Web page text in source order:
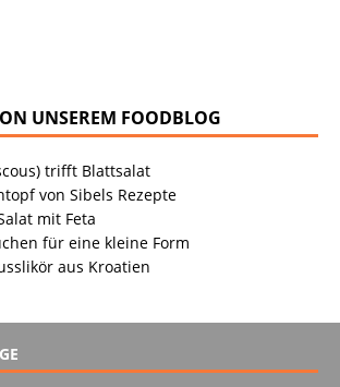
UNSEREM FOODBLOG
trifft Blattsalat
von Sibels Rezepte
mit Feta
für eine kleine Form
aus Kroatien